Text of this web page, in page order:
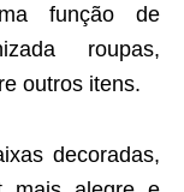
função de
roupas,
outros itens.
decoradas,